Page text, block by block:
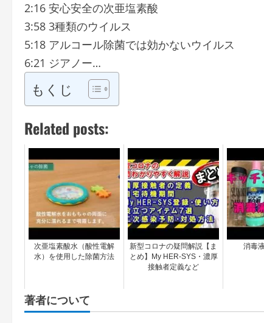
2:16 安心安全の次亜塩素酸
3:58 3種類のウイルス
5:18 アルコール除菌では効かないウイルス
6:21 ジアノー…
もくじ
Related posts:
次亜塩素酸水（酸性電解
水）を使用した除菌方法
新型コロナの疑問解説【ま
とめ】My HER-SYS・濃厚
接触者定義など
消毒
著者について